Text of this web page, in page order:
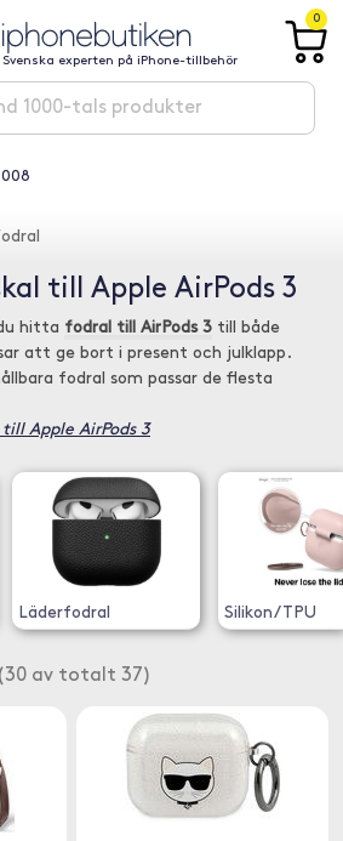
Svenska experten på iPhone-tillbehör
0
till Apple AirPods 3
hitta fodral till AirPods 3 till både
att ge bort i present och julklapp.
fodral som passar de flesta
Apple AirPods 3
Läderfodral Silikon/TPU
(30 av totalt 37)